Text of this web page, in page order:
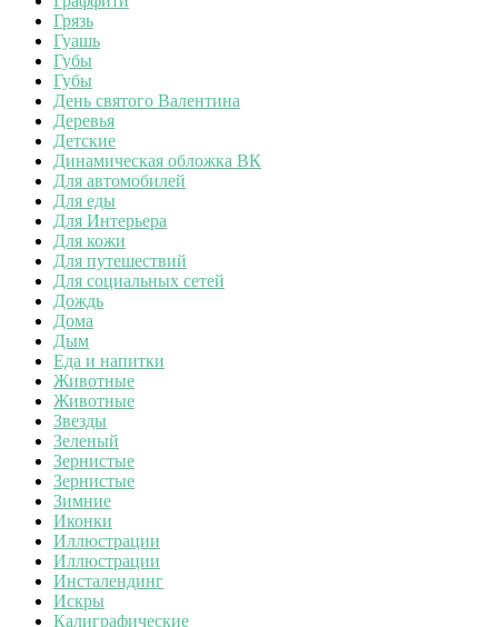
Грязь
Гуашь
Губы
Губы
День святого Валентина
Деревья
Детские
Динамическая обложка ВК
Для автомобилей
Для еды
Для Интерьера
Для кожи
Для путешествий
Для социальных сетей
Дождь
Дома
Дым
Еда и напитки
Животные
Животные
Звезды
Зеленый
Зернистые
Зернистые
Зимние
Иконки
Иллюстрации
Иллюстрации
Инсталендинг
Искры
Калиграфические